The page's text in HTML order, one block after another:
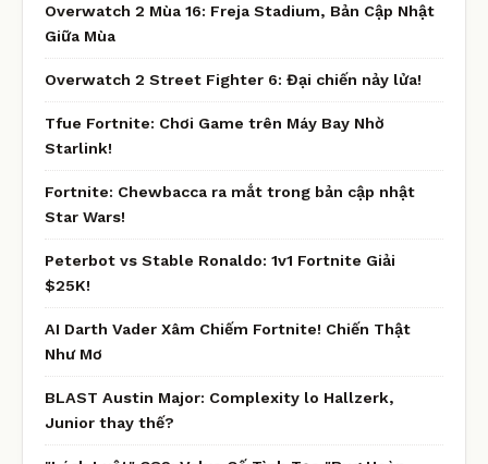
Overwatch 2 Mùa 16: Freja Stadium, Bản Cập Nhật
Giữa Mùa
Overwatch 2 Street Fighter 6: Đại chiến nảy lửa!
Tfue Fortnite: Chơi Game trên Máy Bay Nhờ
Starlink!
Fortnite: Chewbacca ra mắt trong bản cập nhật
Star Wars!
Peterbot vs Stable Ronaldo: 1v1 Fortnite Giải
$25K!
AI Darth Vader Xâm Chiếm Fortnite! Chiến Thật
Như Mơ
BLAST Austin Major: Complexity lo Hallzerk,
Junior thay thế?